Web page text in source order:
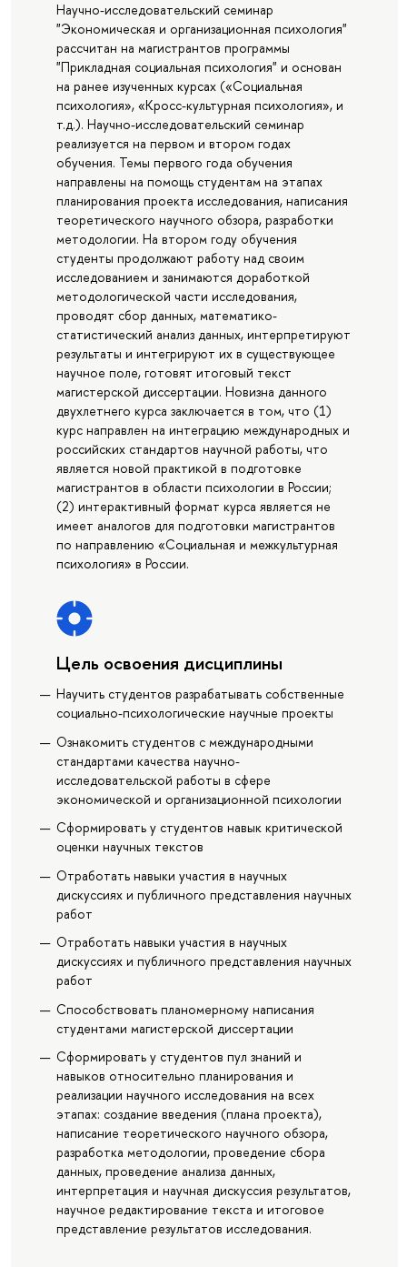
Научно-исследовательский семинар
"Экономическая и организационная психология"
рассчитан на магистрантов программы
"Прикладная социальная психология" и основан
на ранее изученных курсах («Социальная
психология», «Кросс-культурная психология», и
т.д.). Научно-исследовательский семинар
реализуется на первом и втором годах
обучения. Темы первого года обучения
направлены на помощь студентам на этапах
планирования проекта исследования, написания
теоретического научного обзора, разработки
методологии. На втором году обучения
студенты продолжают работу над своим
исследованием и занимаются доработкой
методологической части исследования,
проводят сбор данных, математико-
статистический анализ данных, интерпретируют
результаты и интегрируют их в существующее
научное поле, готовят итоговый текст
магистерской диссертации. Новизна данного
двухлетнего курса заключается в том, что (1)
курс направлен на интеграцию международных и
российских стандартов научной работы, что
является новой практикой в подготовке
магистрантов в области психологии в России;
(2) интерактивный формат курса является не
имеет аналогов для подготовки магистрантов
по направлению «Социальная и межкультурная
психология» в России.
Цель освоения дисциплины
Научить студентов разрабатывать собственные
социально-психологические научные проекты
Ознакомить студентов с международными
стандартами качества научно-
исследовательской работы в сфере
экономической и организационной психологии
Сформировать у студентов навык критической
оценки научных текстов
Отработать навыки участия в научных
дискуссиях и публичного представления научных
работ
Отработать навыки участия в научных
дискуссиях и публичного представления научных
работ
Способствовать планомерному написания
студентами магистерской диссертации
Сформировать у студентов пул знаний и
навыков относительно планирования и
реализации научного исследования на всех
этапах: создание введения (плана проекта),
написание теоретического научного обзора,
разработка методологии, проведение сбора
данных, проведение анализа данных,
интерпретация и научная дискуссия результатов,
научное редактирование текста и итоговое
представление результатов исследования.